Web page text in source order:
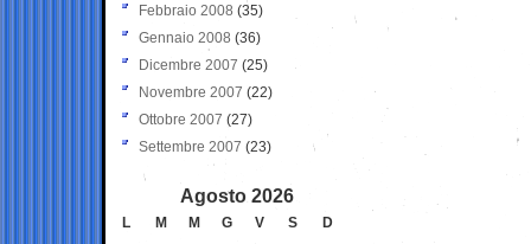
Febbraio 2008 (35)
Gennaio 2008 (36)
Dicembre 2007 (25)
Novembre 2007 (22)
Ottobre 2007 (27)
Settembre 2007 (23)
Agosto 2026
L M M G V S
D